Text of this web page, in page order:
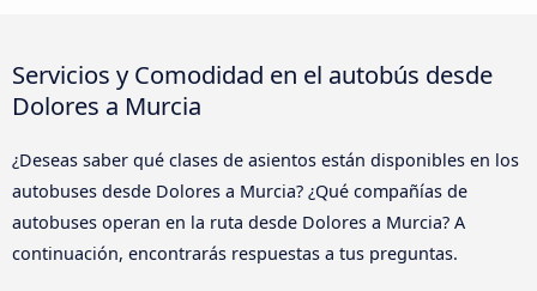
Servicios y Comodidad en el autobús desde
Dolores a Murcia
¿Deseas saber qué clases de asientos están disponibles en los
autobuses desde Dolores a Murcia? ¿Qué compañías de
autobuses operan en la ruta desde Dolores a Murcia? A
continuación, encontrarás respuestas a tus preguntas.